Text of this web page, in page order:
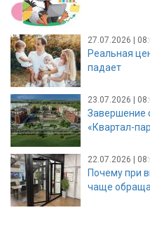
27.07.2026 |
Реальная
падает
23.07.2026 |
Завершение
«Квартал-
22.07.2026 |
Почему при
чаще